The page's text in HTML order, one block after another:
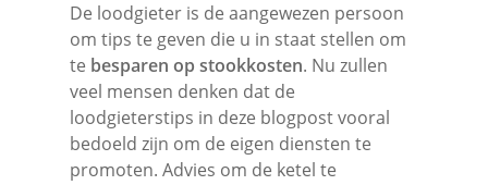
De loodgieter is de aangewezen persoon
om tips te geven die u in staat stellen om
te besparen op stookkosten. Nu zullen
veel mensen denken dat de
loodgieterstips in deze blogpost vooral
bedoeld zijn om de eigen diensten te
promoten. Advies om de ketel te